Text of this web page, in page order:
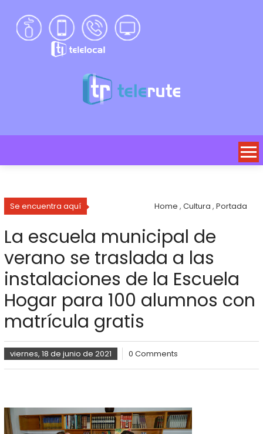
Se encuentra aquí Home ,Cultura ,Portada
La escuela municipal de
verano se traslada a las
instalaciones de la Escuela
Hogar para 100 alumnos con
matrícula gratis
viernes, 18 de junio de 2021 0 Comments